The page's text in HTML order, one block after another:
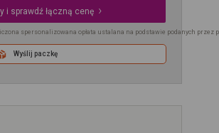
i sprawdź łączną cenę
spersonalizowana opłata ustalana na podstawie podanych przez
Wyślij paczkę